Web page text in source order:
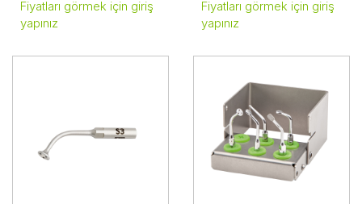
Fiyatları görmek için giriş
yapınız
Fiyatları görmek için giriş
yapınız